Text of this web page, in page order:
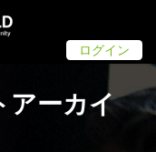
ログイン
アーカイ